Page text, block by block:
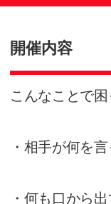
無料体験レッ
超ビジ
Super Business
開催内容